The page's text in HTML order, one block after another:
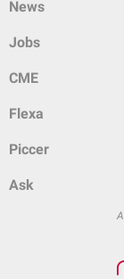
News
Jobs
CME
Flexa
Piccer
Ask
A